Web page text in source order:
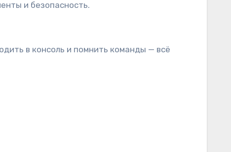
и безопасность.
в консоль и помнить команды — всё